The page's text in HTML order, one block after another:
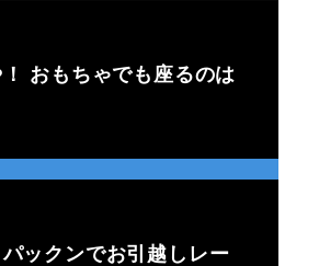
おもちゃでも座るのは
ックンでお引越しレー